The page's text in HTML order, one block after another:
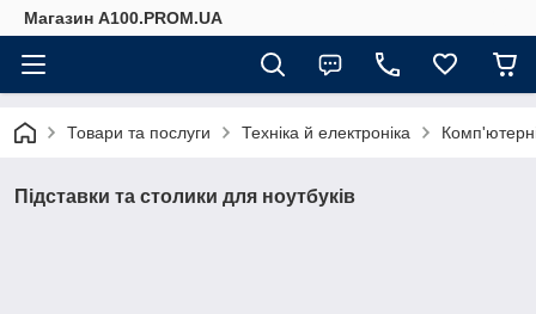
Магазин A100.PROM.UA
Товари та послуги Техніка й електроніка
Підставки та столики для ноутбуків